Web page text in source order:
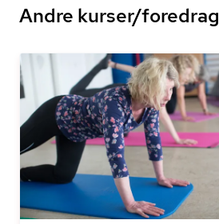
Andre kurser/foredrag